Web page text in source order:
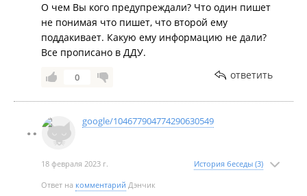
О чем Вы кого предупреждали? Что один пишет
не понимая что пишет, что второй ему
поддакивает. Какую ему информацию не дали?
Все прописано в ДДУ.
0 ответить
google/104677904774290630549
18 февраля 2023 г. История беседы (3)
Ответ на комментарий Дэнчик